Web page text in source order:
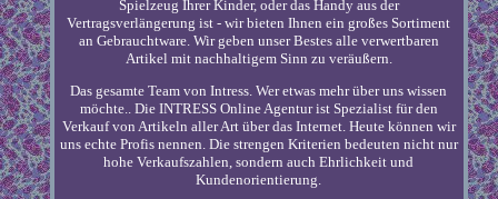
Spielzeug Ihrer Kinder, oder das Handy aus der
Vertragsverlängerung ist - wir bieten Ihnen ein großes Sortiment
an Gebrauchtware. Wir geben unser Bestes alle verwertbaren
Artikel mit nachhaltigem Sinn zu veräußern.
Das gesamte Team von Intress. Wer etwas mehr über uns wissen
möchte.. Die INTRESS Online Agentur ist Spezialist für den
Verkauf von Artikeln aller Art über das Internet. Heute können wir
uns echte Profis nennen. Die strengen Kriterien bedeuten nicht nur
hohe Verkaufszahlen, sondern auch Ehrlichkeit und
Kundenorientierung.